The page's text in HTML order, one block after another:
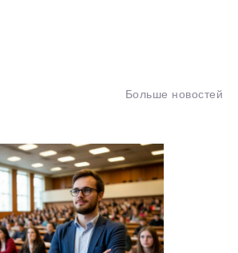
Больше новостей